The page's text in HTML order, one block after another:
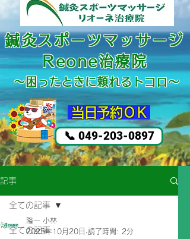
鍼灸スポーツマッサージ
Reone治療院
～困ったときに頼れるトコロ～
​ 当日予約ＯＫ
📞 049-203-0897
記事
全ての記事
全ての記事
隆一 小林
2025年10月20日 読了時間: 2分